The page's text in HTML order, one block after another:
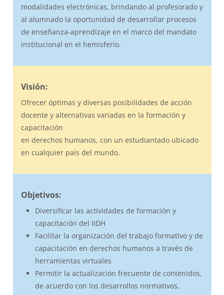
modalidades electrónicas, brindando al profesorado y
al alumnado la oportunidad de desarrollar procesos
de enseñanza-aprendizaje en el marco del mandato
institucional en el hemisferio.
Visión:
Ofrecer óptimas y diversas posibilidades de acción
docente y alternativas variadas en la formación y
capacitación
en derechos humanos, con un estudiantado ubicado
en cualquier país del mundo.
Objetivos:
Diversificar las actividades de formación y
capacitación del IIDH
Facilitar la organización del trabajo formativo y de
capacitación en derechos humanos a través de
herramientas virtuales
Permitir la actualización frecuente de contenidos,
de acuerdo con los desarrollos normativos,